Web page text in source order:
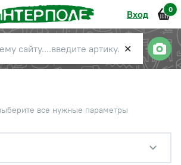
Вход 0
✕
все нужные параметры